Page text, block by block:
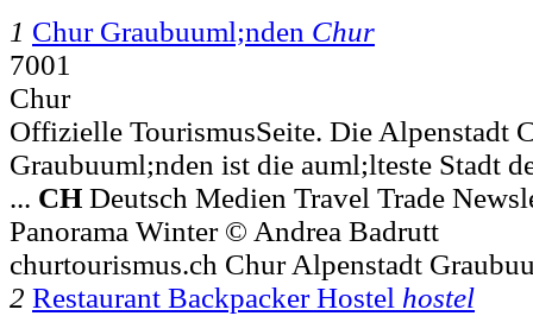
1 Chur Graubuuml;nden Chur
7001
Chur
Offizielle TourismusSeite. Die Alpenstadt
Graubuuml;nden ist die auml;lteste Stadt
... CH Deutsch Medien Travel Trade
Panorama Winter © Andrea Badrutt
churtourismus.ch Chur Alpenstadt
2 Restaurant Backpacker Hostel hostel